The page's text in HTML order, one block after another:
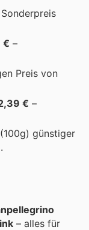
€ –
Preis von
€ –
(100g) günstiger
– alles für